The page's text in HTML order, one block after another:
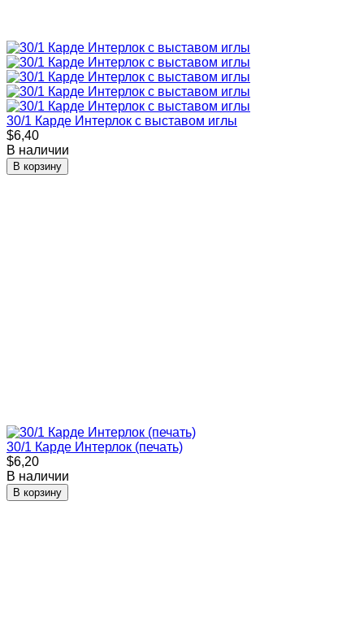
30/1 Карде Интерлок с выставом иглы
$6,40
В наличии
В корзину
30/1 Карде Интерлок (печать)
$6,20
В наличии
В корзину